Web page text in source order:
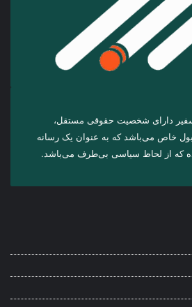
سفیر دارای شخصیت حقوقی مستقل،
خاص می‌باشد که به عنوان یک رسانه
که از لحاظ سیاسی بی‌طرف می‌باشد.